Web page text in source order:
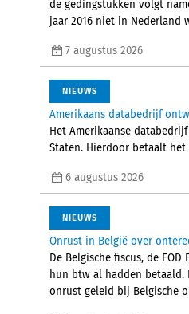
de gedingstukken volgt
jaar 2016 niet in Nederland
7 augustus 2026
NIEUWS
Amerikaans databedrijf
Het Amerikaanse
Staten. Hierdoor betaalt
6 augustus 2026
NIEUWS
Onrust in België over
De Belgische fiscus, de
hun btw al hadden betaald.
onrust geleid bij Belgische